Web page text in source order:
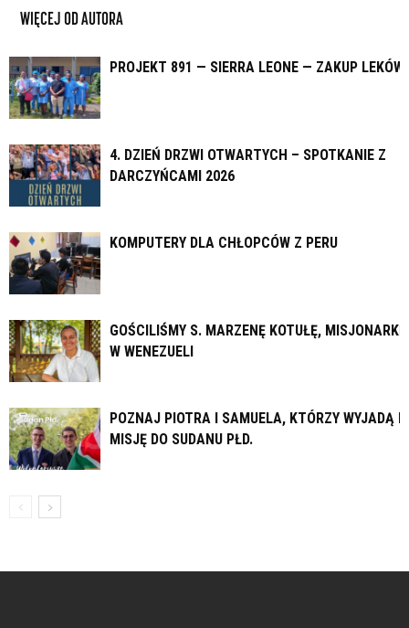
WIĘCEJ OD AUTORA
PROJEKT 891 — SIERRA LEONE — ZAKUP LEKÓW
4. DZIEŃ DRZWI OTWARTYCH – SPOTKANIE Z
DARCZYŃCAMI 2026
KOMPUTERY DLA CHŁOPCÓW Z PERU
GOŚCILIŚMY S. MARZENĘ KOTUŁĘ, MISJONARKĘ
W WENEZUELI
POZNAJ PIOTRA I SAMUELA, KTÓRZY WYJADĄ
MISJĘ DO SUDANU PŁD.